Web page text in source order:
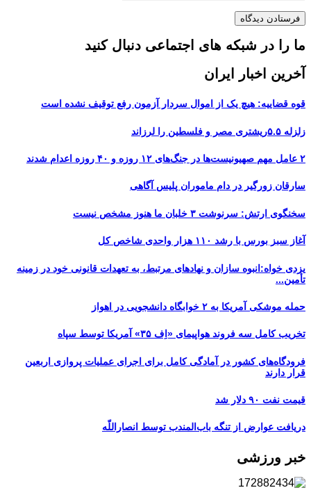
ما را در شبکه های اجتماعی دنبال کنید
آخرین اخبار ایران
قوه قضاییه: هیچ یک از اموال سردار آزمون رفع توقیف نشده است
زلزله ۵.۵ریشتری مصر و فلسطین را لرزاند
۲ عامل مهم صهیونیست‌ها در جنگ‌های ۱۲ روزه و ۴۰ روزه اعدام شدند
سارقان زورگیر در دام ماموران پلیس آگاهی
سخنگوی ارتش: سرنوشت ۳ خلبان ما هنوز مشخص نیست
آغاز سبز بورس با رشد ۱۱۰ هزار واحدی شاخص کل
یزدی خواه:انبوه سازان و نهادهای مرتبط، به تعهدات قانونی خود در زمینه
تأمین...
حمله موشکی آمریکا به ۲ خوابگاه دانشجویی در اهواز
تخریب کامل سه فروند هواپیمای «اِف ۳۵» آمریکا توسط سپاه
فرودگاه‌های کشور در آمادگی کامل برای اجرای عملیات پروازی اربعین
قرار دارند
قیمت نفت ۹۰ دلار شد
دریافت عوارض از تنگه باب‌المندب توسط انصاراللّه
خبر ورزشی